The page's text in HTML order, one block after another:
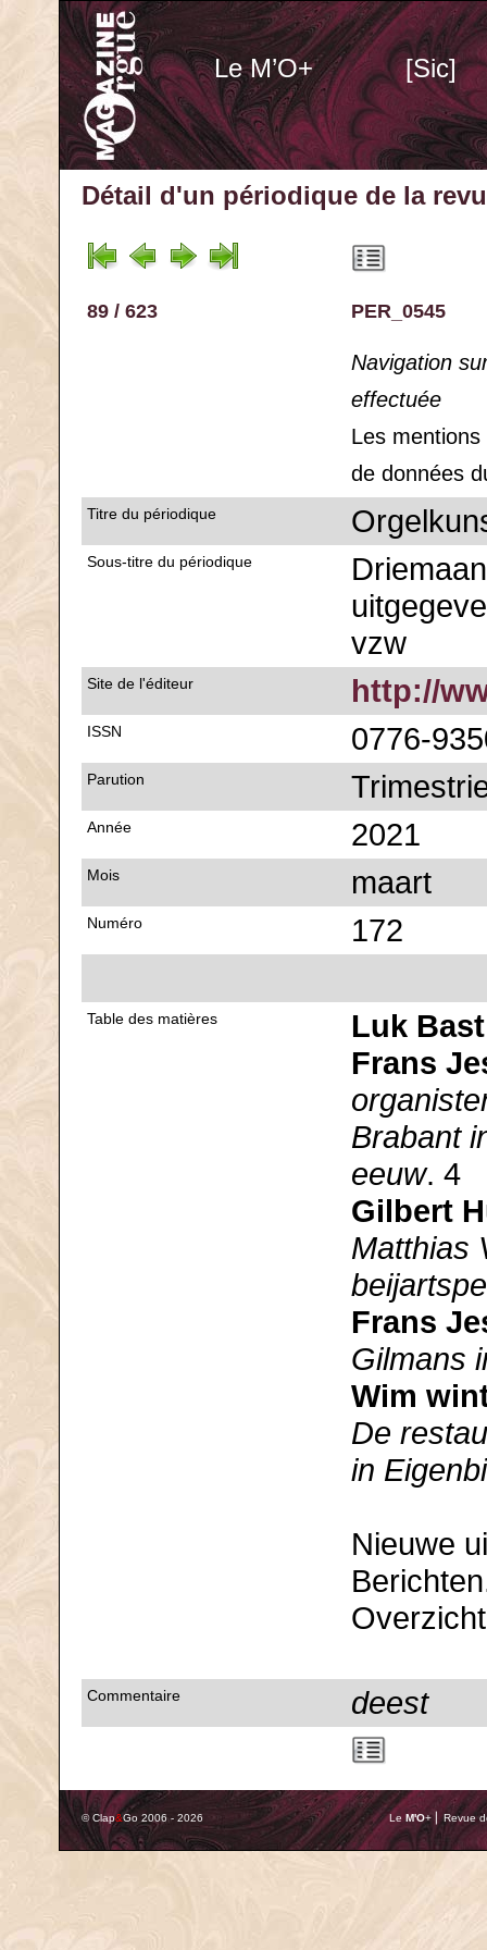
Le M’O+ [Sic]
Détail d'un périodique de la
89 / 623 PER_0545
Navigation
effectuée
Les mentions
de données
Titre du périodique
Sous-titre du périodique
vzw
Site de l'éditeur http://
ISSN 0776-
Parution
Année 2021
Mois maart
Numéro 172
Table des matières
Luk
Frans
Brabant
eeuw. 4
Gilbert
Matthias
Frans
Gilmans
Wim
De
in
Nieuwe
Commentaire deest
© Clap&Go 2006 - 2026 Le M'O+ ⎢ Revue